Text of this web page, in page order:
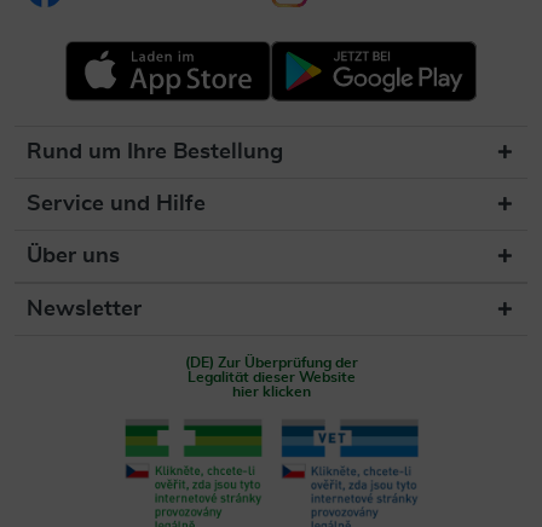
Rund um Ihre Bestellung
Service und Hilfe
Über uns
Newsletter
(DE) Zur Überprüfung der
Legalität dieser Website
hier klicken